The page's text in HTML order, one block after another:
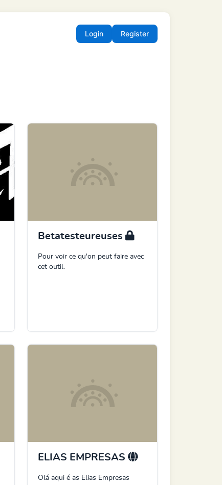
Login Register
Betatesteureuses
Pour voir ce qu'on peut faire avec
cet outil.
ELIAS EMPRESAS
Olá aqui é as Elias Empresas